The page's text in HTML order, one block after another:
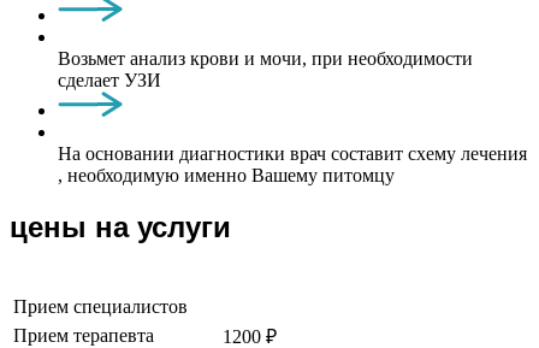
Возьмет анализ крови и мочи, при необходимости
сделает УЗИ
На основании диагностики врач составит схему лечения
, необходимую именно Вашему питомцу
цены на услуги
Прием специалистов
Прием терапевта
1200 ₽